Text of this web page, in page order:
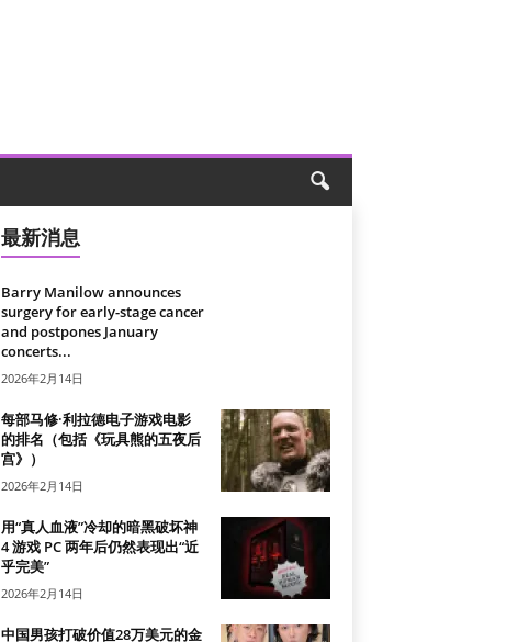
最新消息
Barry Manilow announces
surgery for early-stage cancer
and postpones January
concerts...
2026年2月14日
每部马修·利拉德电子游戏电影
的排名（包括《玩具熊的五夜后
宫》）
2026年2月14日
用“真人血液”冷却的暗黑破坏神
4 游戏 PC 两年后仍然表现出“近
乎完美”
2026年2月14日
中国男孩打破价值28万美元的金